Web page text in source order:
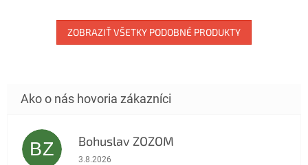
hviezdičiek.
ZOBRAZIŤ VŠETKY PODOBNÉ PRODUKTY
BZ Bohuslav ZOZOM
Hodnotenie obchodu je 5 z 5 hviezdičiek.
3.8.2026